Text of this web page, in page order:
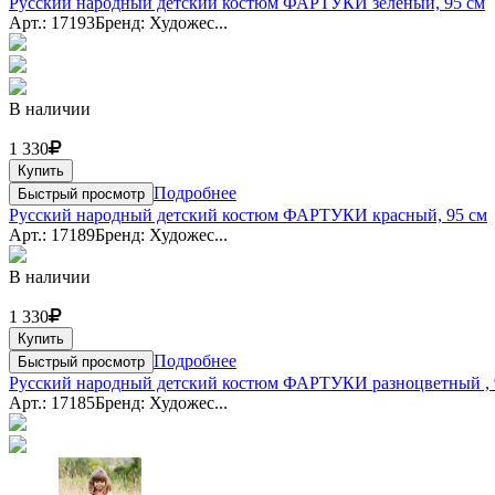
Арт.: 17193Бренд: Художес...
В наличии
1 330
Купить
Быстрый просмотр Подробнее
Русский народный детский костюм ФАРТУКИ красный, 95 см
Арт.: 17189Бренд: Художес...
В наличии
1 330
Купить
Быстрый просмотр Подробнее
Русский народный детский костюм ФАРТУКИ разноцветный ,
Арт.: 17185Бренд: Художес...